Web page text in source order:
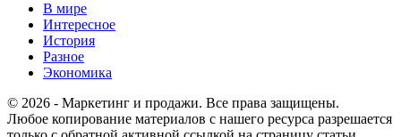
В мире
Интересное
История
Разное
Экономика
© 2026 - Маркетинг и продажи. Все права защищены.
Любое копирование материалов с нашего ресурса разрешается